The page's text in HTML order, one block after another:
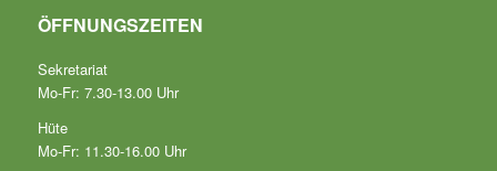
ÖFFNUNGSZEITEN
Sekretariat
Mo-Fr: 7.30-13.00 Uhr
Hüte
Mo-Fr: 11.30-16.00 Uhr